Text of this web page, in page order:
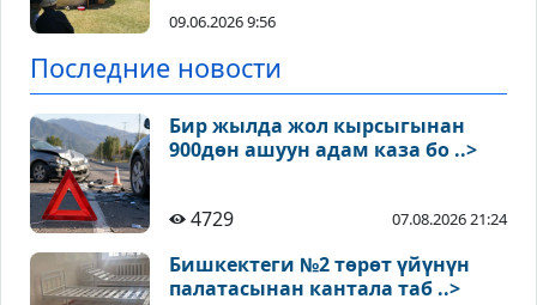
09.06.2026 9:56
Последние новости
Бир жылда жол кырсыгынан
900дөн ашуун адам каза бо ..>
4729 07.08.2026 21:24
Бишкектеги №2 төрөт үйүнүн
палатасынан кантала таб ..>